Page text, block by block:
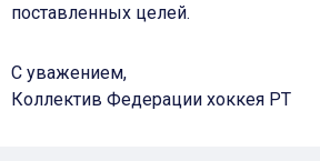
поставленных целей.
С уважением,
Коллектив Федерации хоккея РТ